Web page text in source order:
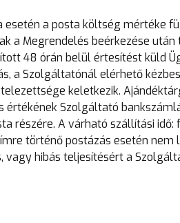
a posta költség mértéke
a Megrendelés beérkezése
48 órán belül értesítést küld
a Szolgáltatónál elérhető
keletkezik.
Szolgáltató
részére. A várható szállítási
történő postázás esetén nem
hibás teljesítésért a